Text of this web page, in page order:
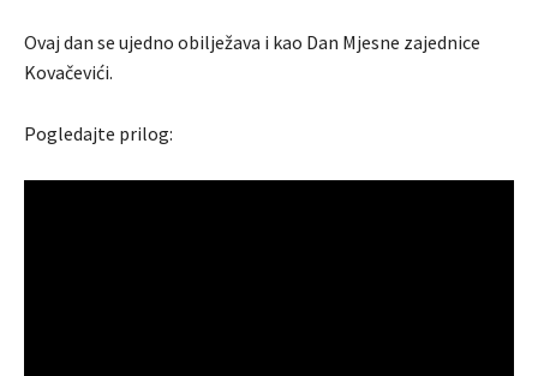
Ovaj dan se ujedno obilježava i kao Dan Mjesne zajednice
Kovačevići.
Pogledajte prilog: